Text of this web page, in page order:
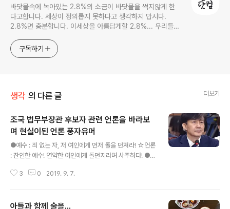
바닷물속에 녹아있는 2.8%의 소금이 바닷물을 썩지않게 한
다고합니다. 세상이 정의롭지 못하다고 생각하지 맙시다.
2.8%면 충분합니다. 이세상을 아름답게할 2.8%... 우리들의
구독하기
생각 의 다른 글 더보기
조국 법무부장관 후보자 관련 언론을 바라보
며 현실이된 언론 풍자유머
●예수 : 죄 없는 자, 저 여인에게 먼저 돌을 던져라! ☆언론
: 잔인한 예수! 연약한 여인에게 돌던지라며 사주하다! ●석
이 앞장서 끝장내야! ●소크라테스 : 악법도 법이다! ☆언
져ᆢ ●이순신 : 내 죽음을 아무에게도 알리지 마라! ☆언
3 0 2019. 9. 7.
아들과 함께 술을...